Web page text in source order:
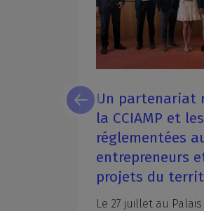
Un partenariat
la CCIAMP et
réglementées
entrepreneurs
projets du
Le 27 juillet au